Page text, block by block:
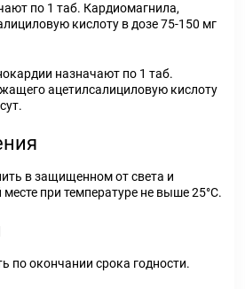
по 1 таб. Кардиомагнила,
кислоту в дозе 75-150 мг
назначают по 1 таб.
ацетилсалициловую кислоту
в защищенном от света и
месте при температуре не выше 25°С.
по окончании срока годности.